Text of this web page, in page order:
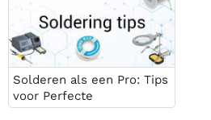
Solderen als een Pro: Tips
voor Perfecte
Elektronische